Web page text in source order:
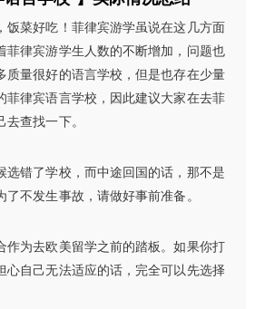
饭菜好吃！菲律宾游学虽说在这几方面
菲律宾游学生人数的不断增加，问题也
质量很好的语言学校，但是也存在少量
菲律宾语言学校，因此建议大家在去菲
查找一下。
选错了学校，而中途回国的话，那不是
不发生事故，请做好事前准备。
作为去欧美留学之前的踏板。如果你打
心自己无法适应的话，完全可以先选择